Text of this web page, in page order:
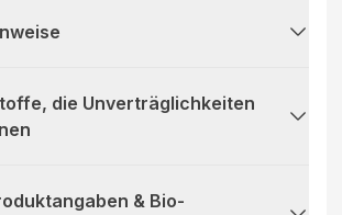
die Unverträglichkeiten
& Bio-